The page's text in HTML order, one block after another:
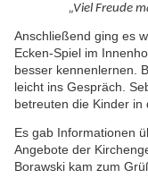
„Viel Freude
Anschließend ging es
Ecken-Spiel im
besser kennenlernen.
leicht ins Gespräch.
betreuten die Kinder in
Es gab Informationen
Angebote der
Borawski kam zum